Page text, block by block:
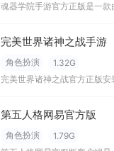
魂器学院手游官方正版是一
完美世界诸神之战手游
角色扮演
1.32G
完美世界诸神之战官方正版
第五人格网易官方版
角色扮演
1.79G